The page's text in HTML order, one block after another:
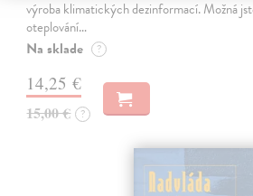
výroba klimatických dezinformací. Možná
oteplování…
Na sklade ?
14,25 €
15,00 € ?